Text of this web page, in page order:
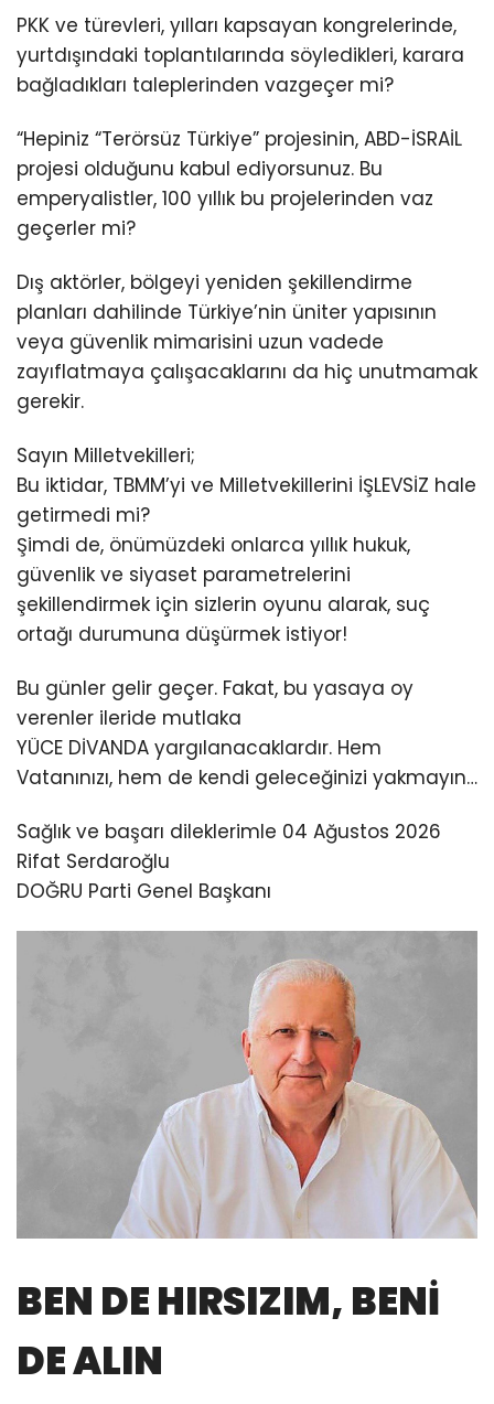
PKK ve türevleri, yılları kapsayan kongrelerinde,
yurtdışındaki toplantılarında söyledikleri, karara
bağladıkları taleplerinden vazgeçer mi?
“Hepiniz “Terörsüz Türkiye” projesinin, ABD-İSRAİL
projesi olduğunu kabul ediyorsunuz. Bu
emperyalistler, 100 yıllık bu projelerinden vaz
geçerler mi?
Dış aktörler, bölgeyi yeniden şekillendirme
planları dahilinde Türkiye’nin üniter yapısının
veya güvenlik mimarisini uzun vadede
zayıflatmaya çalışacaklarını da hiç unutmamak
gerekir.
Sayın Milletvekilleri;
Bu iktidar, TBMM’yi ve Milletvekillerini İŞLEVSİZ hale
getirmedi mi?
Şimdi de, önümüzdeki onlarca yıllık hukuk,
güvenlik ve siyaset parametrelerini
şekillendirmek için sizlerin oyunu alarak, suç
ortağı durumuna düşürmek istiyor!
Bu günler gelir geçer. Fakat, bu yasaya oy
verenler ileride mutlaka
YÜCE DİVANDA yargılanacaklardır. Hem
Vatanınızı, hem de kendi geleceğinizi yakmayın…
Sağlık ve başarı dileklerimle 04 Ağustos 2026
Rifat Serdaroğlu
DOĞRU Parti Genel Başkanı
BEN DE HIRSIZIM, BENİ
DE ALIN